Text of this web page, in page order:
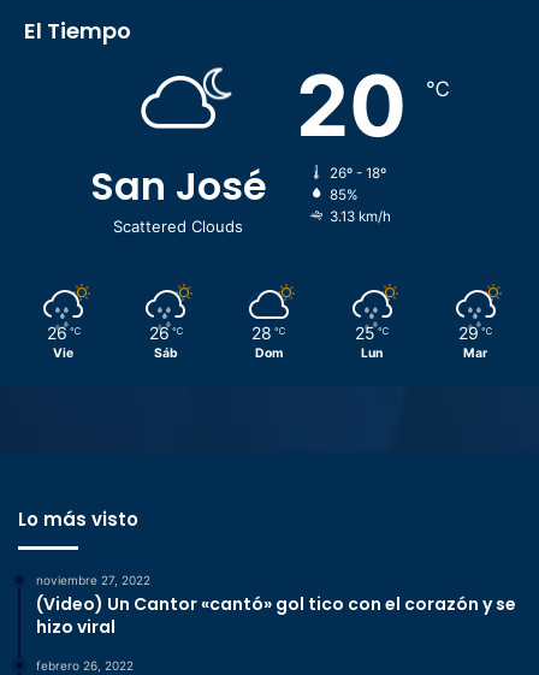
El Tiempo
San José
Scattered Clouds
20 ℃
26º - 18º
85%
3.13 km/h
26 ℃
Vie
26 ℃
Sáb
28 ℃
Dom
25 ℃
Lun
29 ℃
Mar
Lo más visto
noviembre 27, 2022
(Video) Un Cantor «cantó» gol tico con el corazón y se
hizo viral
febrero 26, 2022